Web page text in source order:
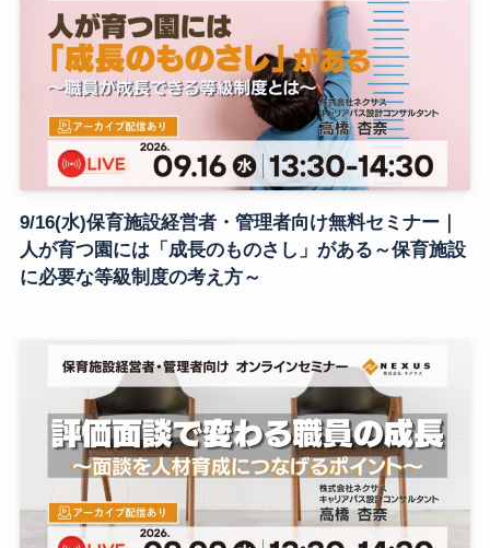
9/16(水)保育施設経営者・管理者向け無料セミナー｜
人が育つ園には「成長のものさし」がある～保育施設
に必要な等級制度の考え方～